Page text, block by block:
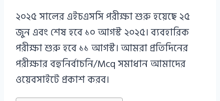
২০২৫ সালের এইচএসসি পরীক্ষা শুরু হয়েছে ২৫
জুন এবং শেষ হবে ১০ আগস্ট ২০২৫। ব্যবহারিক
পরীক্ষা শুরু হবে ১১ আগস্ট। আমরা প্রতিদিনের
পরীক্ষার বহুনির্বাচনি/Mcq সমাধান আমাদের
ওয়েবসাইটে প্রকাশ করব।